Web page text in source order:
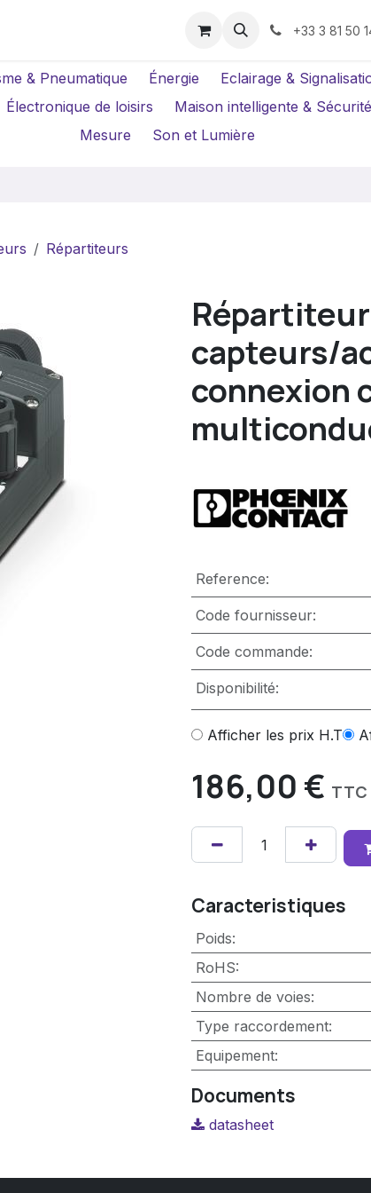
Location Caméras +33 3 81 50
& Pneumatique Énergie Eclairage &
Électronique de loisirs Maison intelligente & Sécurité
Mesure
Son et Lumière
Répartiteurs
capteurs/
connexion
Reference:
Code fournisseur:
Code commande:
Disponibilité:
Afficher les prix H.T
186,00 € TTC
Caracteristiques
Poids:
RoHS:
Nombre de voies:
Type raccordement:
Equipement:
Documents
datasheet